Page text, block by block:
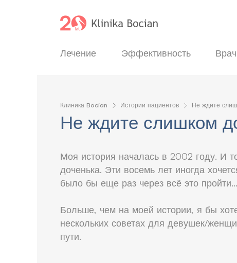
Лечение Эффективность
Клиника Bocian Истории пациентов Не ждите
Не ждите слишком
Моя история началась в 2002 году. И
доченька. Эти восемь лет иногда
было бы еще раз через всё это
Больше, чем на моей истории, я бы
нескольких советах для девушек/
пути.